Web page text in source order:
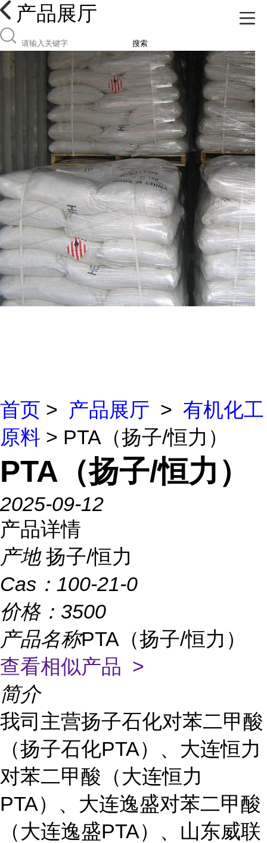
产品展厅
搜索
首页 > 产品展厅 > 有机化工
原料 > PTA（扬子/恒力）
PTA（扬子/恒力）
2025-09-12
产品详情
产地 扬子/恒力
Cas： 100-21-0
价格： 3500
产品名称PTA（扬子/恒力）
查看相似产品 >
简介
我司主营扬子石化对苯二甲酸
（扬子石化PTA）、大连恒力
对苯二甲酸（大连恒力
PTA）、大连逸盛对苯二甲酸
（大连逸盛PTA）、山东威联